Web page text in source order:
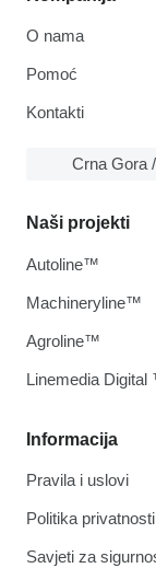
O nama
Pomoć
Kontakti
Crna Gora
Informacija
Pravila i uslovi
Politika privatnosti
Savjeti za
Naši projekti
Autoline™
Machineryline™
Agroline™
Linemedia